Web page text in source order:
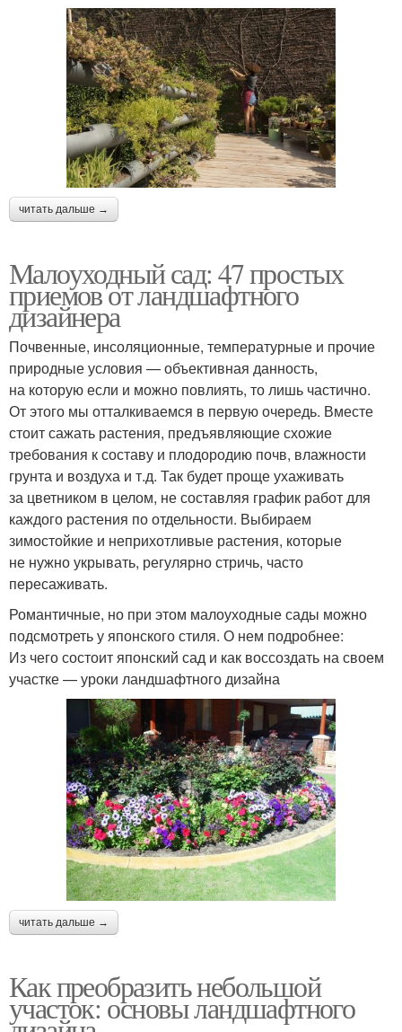
читать дальше →
Малоуходный сад: 47 простых
приемов от ландшафтного
дизайнера
Почвенные, инсоляционные, температурные и прочие
природные условия — объективная данность,
на которую если и можно повлиять, то лишь частично.
От этого мы отталкиваемся в первую очередь. Вместе
стоит сажать растения, предъявляющие схожие
требования к составу и плодородию почв, влажности
грунта и воздуха и т.д. Так будет проще ухаживать
за цветником в целом, не составляя график работ для
каждого растения по отдельности. Выбираем
зимостойкие и неприхотливые растения, которые
не нужно укрывать, регулярно стричь, часто
пересаживать.
Романтичные, но при этом малоуходные сады можно
подсмотреть у японского стиля. О нем подробнее:
Из чего состоит японский сад и как воссоздать на своем
участке — уроки ландшафтного дизайна
читать дальше →
Как преобразить небольшой
участок: основы ландшафтного